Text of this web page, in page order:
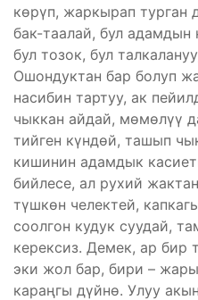
көрүп, жаркырап турган
бак-таалай, бул
бул тозок, бул
Ошондуктан бар болуп
насибин тартуу, ак
чыккан айдай, мөмөлүү
тийген күндөй, ташып
кишинин адамдык
бийлесе, ал рухий
түшкөн челектей,
соолгон кудук суудай,
керексиз. Демек, ар бир
эки жол бар, бири –
караңгы дүйнө. Улуу